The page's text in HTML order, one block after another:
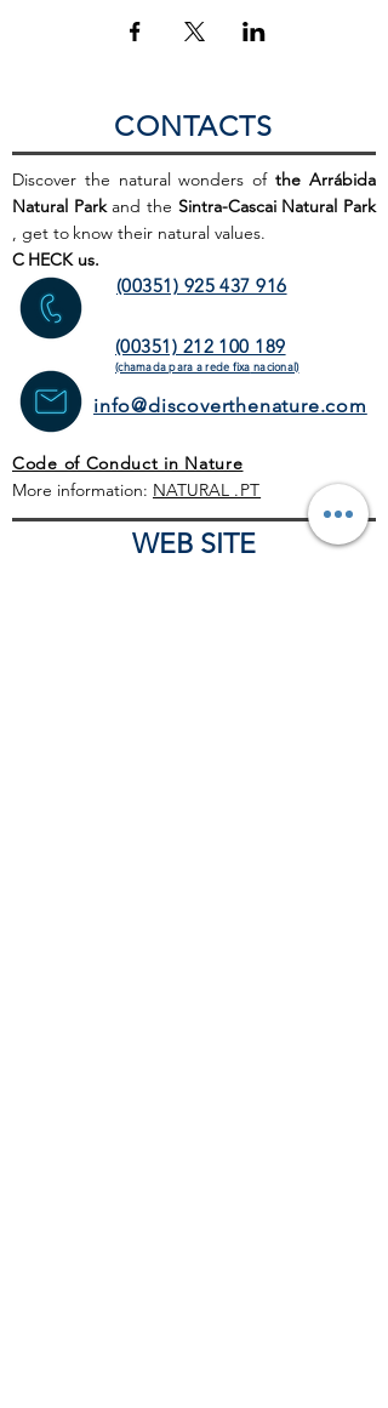
CONTACTS
Discover the natural wonders ofthe Arrábida
Natural Parkand the Sintra-Cascai Natural Park
, get to know their natural values.
C HECK us.
(00351) 925 437 916
(00351) 212 100 189
(chamada para a rede fixa nacional)
info@discoverthenature.com
Code of Conduct in Nature
More information: NATURAL .PT
WEB SITE